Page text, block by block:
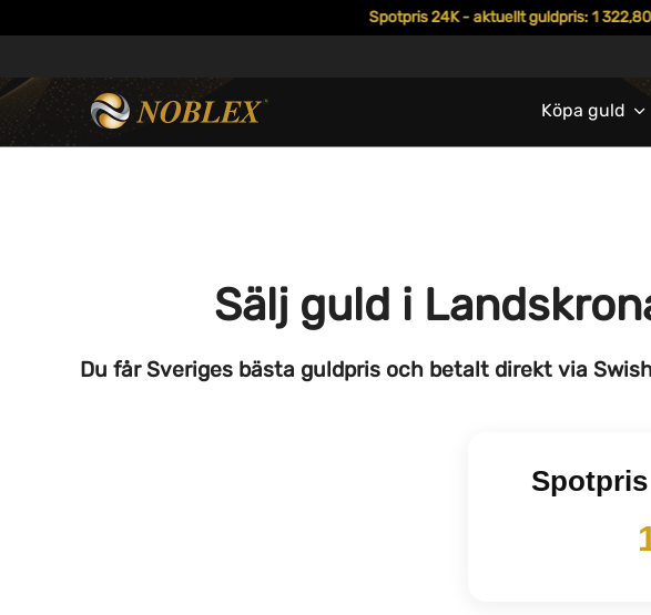
Spotpris 24K - aktuellt guldpris: 1 322,80 kr/g
Köpa guld
Sälj guld i
Du får Sveriges bästa guldpris och betalt direkt via